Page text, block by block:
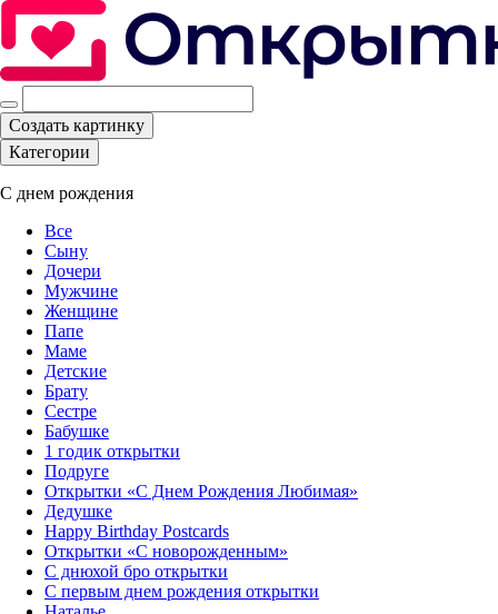
Создать картинку
Категории
С днем рождения
Все
Сыну
Дочери
Мужчине
Женщине
Папе
Маме
Детские
Брату
Сестре
Бабушке
1 годик открытки
Подруге
Открытки «С Днем Рождения Любимая»‎
Дедушке
Happy Birthday Postcards
Открытки «‎С новорожденным»
С днюхой бро открытки
С первым днем рождения открытки